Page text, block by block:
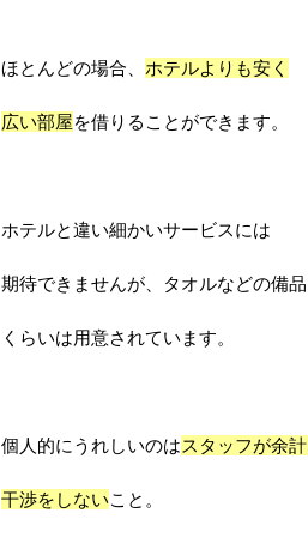
ほとんどの場合、 ホテルよりも安く
広い部屋を借りることができます。
ホテルと違い細かいサービスには
期待できませんが、タオルなどの備品
くらいは用意されています。
個人的にうれしいのはスタッフが余
干渉をしないこと。